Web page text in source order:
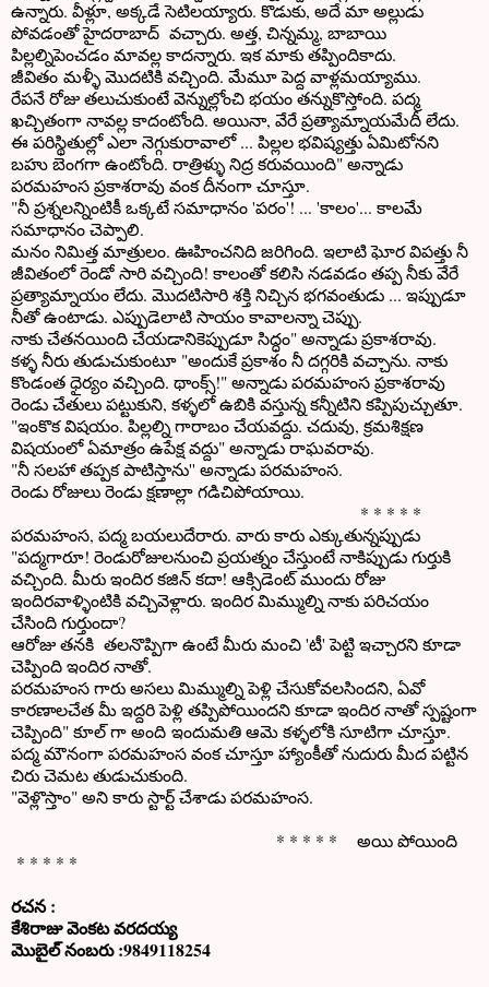
ఉన్నారు. వీళ్లూ, అక్కడే సెటిలయ్యారు. కొడుకు, అదే మా అల్లుడు
పోవడంతో హైదరాబాద్ వచ్చారు. అత్త, చిన్నమ్మ, బాబాయి
పిల్లల్నిపెంచడం మావల్ల కాదన్నారు. ఇక మాకు తప్పిందికాదు.
జీవితం మళ్ళీ మొదటికి వచ్చింది. మేమూ పెద్ద వాళ్లమయ్యాము.
రేపనే రోజు తలుచుకుంటే వెన్నుల్లోంచి భయం తన్నుకొస్తోంది. పద్మ
ఖచ్చితంగా నావల్ల కాదంటోంది. అయినా, వేరే ప్రత్యామ్నాయమేదీ లేదు.
ఈ పరిస్థితుల్లో ఎలా నెగ్గుకురావాలో ... పిల్లల భవిష్యత్తు ఏమిటోనని
బహు బెంగగా ఉంటోంది. రాత్రిళ్ళు నిద్ర కరువయింది" అన్నాడు
పరమహంస ప్రకాశరావు వంక దీనంగా చూస్తూ.
"నీ ప్రశ్నలన్నింటికీ ఒక్కటే సమాధానం 'పరం'! ... 'కాలం'... కాలమే
సమాధానం చెప్పాలి.
మనం నిమిత్త మాత్రులం. ఊహించనిది జరిగింది. ఇలాటి ఘోర విపత్తు నీ
జీవితంలో రెండో సారి వచ్చింది! కాలంతో కలిసి నడవడం తప్ప నీకు వేరే
ప్రత్యామ్నాయం లేదు. మొదటిసారి శక్తి నిచ్చిన భగవంతుడు ... ఇప్పుడూ
నీతో ఉంటాడు. ఎప్పుడెలాటి సాయం కావాలన్నా చెప్పు.
నాకు చేతనయింది చేయడానికెప్పుడూ సిద్ధం" అన్నాడు ప్రకాశరావు.
కళ్ళ నీరు తుడుచుకుంటూ "అందుకే ప్రకాశం నీ దగ్గరికి వచ్చాను. నాకు
కొండంత ధైర్యం వచ్చింది. థాంక్స్!" అన్నాడు పరమహంస ప్రకాశరావు
రెండు చేతులు పట్టుకుని, కళ్ళలో ఉబికి వస్తున్న కన్నీటిని కప్పిపుచ్చుతూ.
"ఇంకొక విషయం. పిల్లల్ని గారాబం చేయవద్దు. చదువు, క్రమశిక్షణ
విషయంలో ఏమాత్రం ఉపేక్ష వద్దు" అన్నాడు రాఘవరావు.
"నీ సలహా తప్పక పాటిస్తాను'' అన్నాడు పరమహంస.
రెండు రోజులు రెండు క్షణాల్లా గడిచిపోయాయి.
* * * * *
పరమహంస, పద్మ బయలుదేరారు. వారు కారు ఎక్కుతున్నప్పుడు
"పద్మగారూ! రెండురోజులనుంచి ప్రయత్నం చేస్తుంటే నాకిప్పుడు గుర్తుకి
వచ్చింది. మీరు ఇందిర కజిన్ కదా! ఆక్సిడెంట్ ముందు రోజు
ఇందిరవాళ్ళింటికి వచ్చివెళ్లారు. ఇందిర మిమ్ముల్ని నాకు పరిచయం
చేసింది గుర్తుందా?
ఆరోజు తనకి తలనొప్పిగా ఉంటే మీరు మంచి 'టీ' పెట్టి ఇచ్చారని కూడా
చెప్పింది ఇందిర నాతో.
పరమహంస గారు అసలు మిమ్ముల్ని పెళ్లి చేసుకోవలసిందని, ఏవో
కారణాలచేత మీ ఇద్దరి పెళ్లి తప్పిపోయిందని కూడా ఇందిర నాతో స్పష్టంగా
చెప్పింది" కూల్ గా అంది ఇందుమతి ఆమె కళ్ళలోకి సూటిగా చూస్తూ.
పద్మ మౌనంగా పరమహంస వంక చూస్తూ హ్యాంకీతో నుదురు మీద పట్టిన
చిరు చెమట తుడుచుకుంది.
"వెళ్లొస్తాం" అని కారు స్టార్ట్ చేశాడు పరమహంస.
* * * * * అయి పోయింది
* * * * *
రచన :
కేశిరాజు వెంకట వరదయ్య
మొబైల్ నంబరు :9849118254